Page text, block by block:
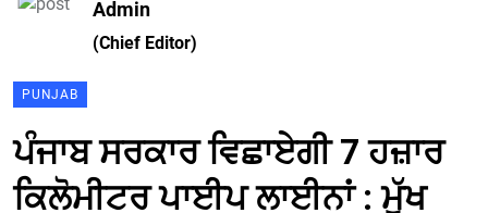
Admin
(Chief Editor)
PUNJAB
ਪੰਜਾਬ ਸਰਕਾਰ ਵਿਛਾਏਗੀ 7 ਹਜ਼ਾਰ
ਕਿਲੋਮੀਟਰ ਪਾਈਪ ਲਾਈਨਾਂ : ਮੁੱਖ